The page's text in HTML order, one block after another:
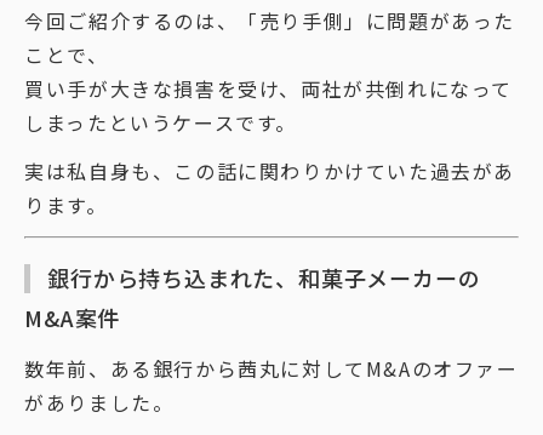
今回ご紹介するのは、「売り手側」に問題があった
ことで、
買い手が大きな損害を受け、両社が共倒れになって
しまったというケースです。
実は私自身も、この話に関わりかけていた過去があ
ります。
銀行から持ち込まれた、和菓子メーカーの
M&A案件
数年前、ある銀行から茜丸に対してM&Aのオファー
がありました。